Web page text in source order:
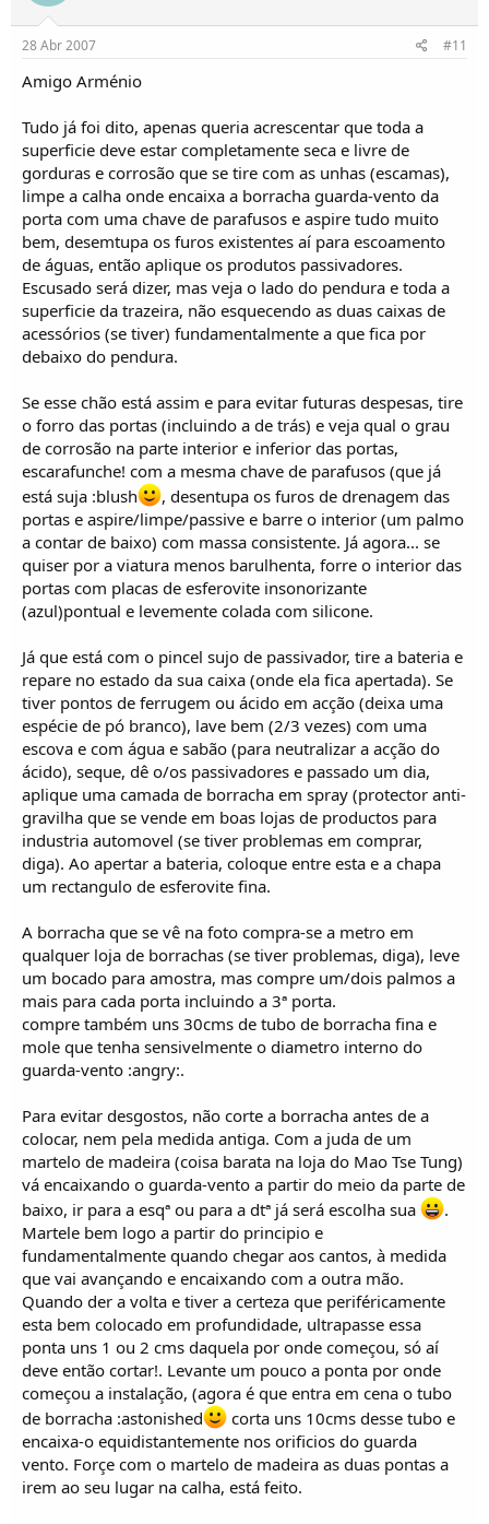
28 Abr 2007 #11
Amigo Arménio
Tudo já foi dito, apenas queria acrescentar que toda a
superficie deve estar completamente seca e livre de
gorduras e corrosão que se tire com as unhas (escamas),
limpe a calha onde encaixa a borracha guarda-vento da
porta com uma chave de parafusos e aspire tudo muito
bem, desemtupa os furos existentes aí para escoamento
de águas, então aplique os produtos passivadores.
Escusado será dizer, mas veja o lado do pendura e toda a
superficie da trazeira, não esquecendo as duas caixas de
acessórios (se tiver) fundamentalmente a que fica por
debaixo do pendura.
Se esse chão está assim e para evitar futuras despesas, tire
o forro das portas (incluindo a de trás) e veja qual o grau
de corrosão na parte interior e inferior das portas,
escarafunche! com a mesma chave de parafusos (que já
está suja :blush
, desentupa os furos de drenagem das
portas e aspire/limpe/passive e barre o interior (um palmo
a contar de baixo) com massa consistente. Já agora... se
quiser por a viatura menos barulhenta, forre o interior das
portas com placas de esferovite insonorizante
(azul)pontual e levemente colada com silicone.
Já que está com o pincel sujo de passivador, tire a bateria e
repare no estado da sua caixa (onde ela fica apertada). Se
tiver pontos de ferrugem ou ácido em acção (deixa uma
espécie de pó branco), lave bem (2/3 vezes) com uma
escova e com água e sabão (para neutralizar a acção do
ácido), seque, dê o/os passivadores e passado um dia,
aplique uma camada de borracha em spray (protector anti-
gravilha que se vende em boas lojas de productos para
industria automovel (se tiver problemas em comprar,
diga). Ao apertar a bateria, coloque entre esta e a chapa
um rectangulo de esferovite fina.
A borracha que se vê na foto compra-se a metro em
qualquer loja de borrachas (se tiver problemas, diga), leve
um bocado para amostra, mas compre um/dois palmos a
mais para cada porta incluindo a 3ª porta.
compre também uns 30cms de tubo de borracha fina e
mole que tenha sensivelmente o diametro interno do
guarda-vento :angry:.
Para evitar desgostos, não corte a borracha antes de a
colocar, nem pela medida antiga. Com a juda de um
martelo de madeira (coisa barata na loja do Mao Tse Tung)
vá encaixando o guarda-vento a partir do meio da parte de
baixo, ir para a esqª ou para a dtª já será escolha sua
.
Martele bem logo a partir do principio e
fundamentalmente quando chegar aos cantos, à medida
que vai avançando e encaixando com a outra mão.
Quando der a volta e tiver a certeza que periféricamente
esta bem colocado em profundidade, ultrapasse essa
ponta uns 1 ou 2 cms daquela por onde começou, só aí
deve então cortar!. Levante um pouco a ponta por onde
começou a instalação, (agora é que entra em cena o tubo
de borracha :astonished
corta uns 10cms desse tubo e
encaixa-o equidistantemente nos orificios do guarda
vento. Forçe com o martelo de madeira as duas pontas a
irem ao seu lugar na calha, está feito.